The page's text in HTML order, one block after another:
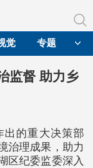
觉 专题
监督 助力乡
出的重大决策部
治理成果，助力
区纪委监委深入